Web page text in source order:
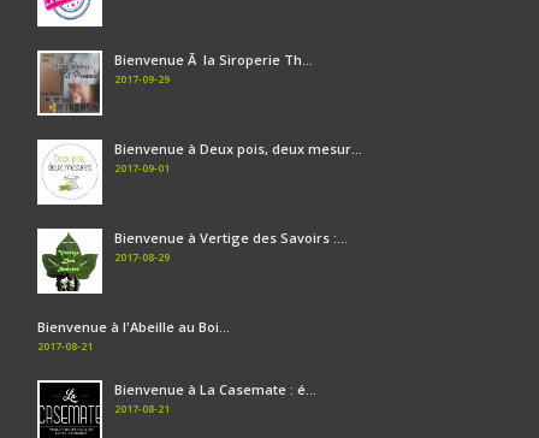
Bienvenue Ã la Siroperie Th...
2017-09-29
Bienvenue à Deux pois, deux mesur...
2017-09-01
Bienvenue à Vertige des Savoirs :...
2017-08-29
Bienvenue à l'Abeille au Boi...
2017-08-21
Bienvenue à La Casemate : é...
2017-08-21